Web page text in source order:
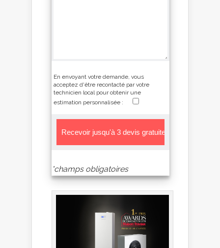
En envoyant votre demande, vous
acceptez d'être recontacté par votre
technicien local pour obtenir une
estimation personnalisée :
*champs obligatoires
Alternative: